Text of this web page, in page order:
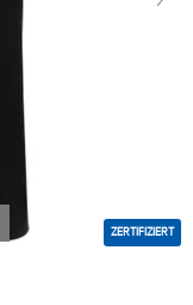
ZERTIFIZIERT